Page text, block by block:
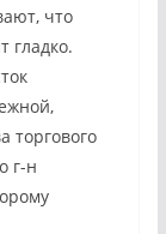
что
гладко.
торгового
г-н